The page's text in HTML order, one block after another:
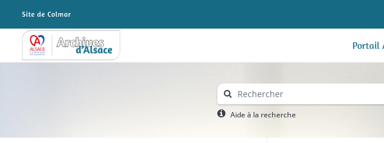
Archives Alsace - Colmar Portail
Aide à la recherche